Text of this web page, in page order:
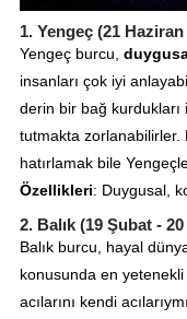
1. Yengeç (21
Yengeç burcu,
insanları çok iyi
derin bir bağ kurdukları
tutmakta zorlanabilirler.
hatırlamak bile
Özellikleri: Duygusal,
2. Balık (19 Şubat -
Balık burcu, hayal
konusunda en yetenekli
acılarını kendi